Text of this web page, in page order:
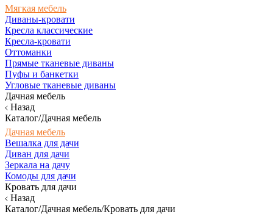
Мягкая мебель
Диваны-кровати
Кресла классические
Кресла-кровати
Оттоманки
Прямые тканевые диваны
Пуфы и банкетки
Угловые тканевые диваны
Дачная мебель
Назад
Каталог/Дачная мебель
Дачная мебель
Вешалка для дачи
Диван для дачи
Зеркала на дачу
Комоды для дачи
Кровать для дачи
Назад
Каталог/Дачная мебель/Кровать для дачи